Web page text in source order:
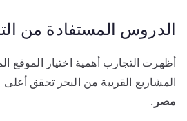
الدروس المستفادة من
أظهرت التجارب أهمية اختيار الموقع
المشاريع القريبة من البحر تحقق أعلى
مصر .